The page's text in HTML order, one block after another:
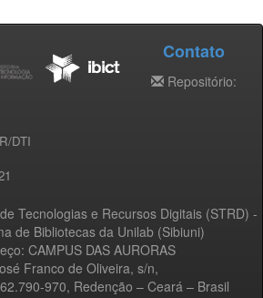
DTI
Tecnologias e Recursos Digitais (STRD) -
de Bibliotecas da Unilab (Sibiuni)
CAMPUS DAS AURORAS
Franco de Oliveira, s/n,
970, Redenção – Ceará – Brasil
Contato
Repositório: